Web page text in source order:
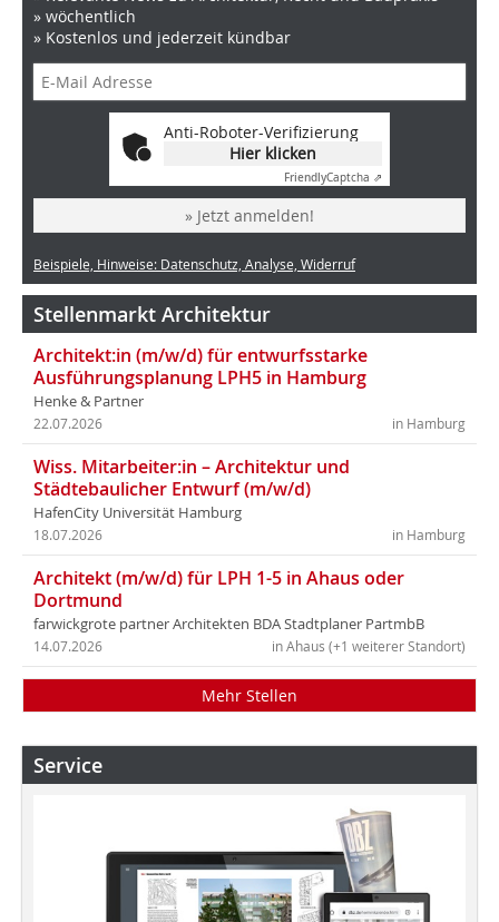
» wöchentlich
» Kostenlos und jederzeit kündbar
Anti-Roboter-Verifizierung
Hier klicken
FriendlyCaptcha ⇗
» Jetzt anmelden!
Beispiele, Hinweise: Datenschutz, Analyse, Widerruf
Stellenmarkt Architektur
Architekt:in (m/w/d) für entwurfsstarke
Ausführungsplanung LPH5 in Hamburg
Henke & Partner
in Hamburg
22.07.2026
Wiss. Mitarbeiter:in – Architektur und
Städtebaulicher Entwurf (m/w/d)
HafenCity Universität Hamburg
in Hamburg
18.07.2026
Architekt (m/w/d) für LPH 1-5 in Ahaus oder
Dortmund
farwickgrote partner Architekten BDA Stadtplaner PartmbB
in Ahaus (+1 weiterer Standort)
14.07.2026
Mehr Stellen
Service